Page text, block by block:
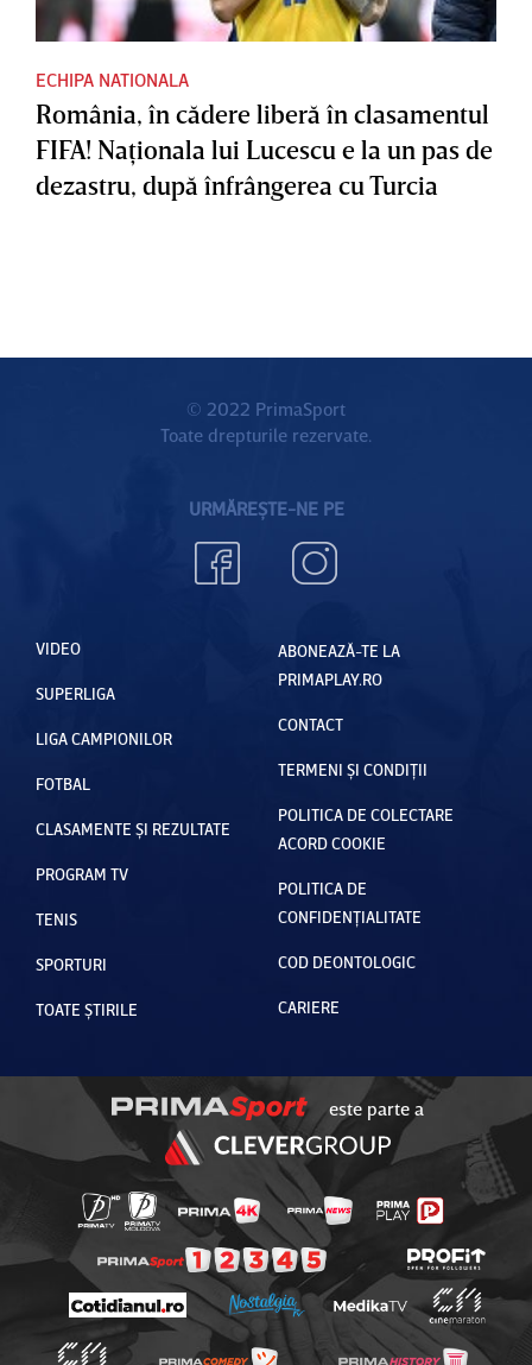
ECHIPA NATIONALA
România, în cădere liberă în clasamentul
FIFA! Naţionala lui Lucescu e la un pas de
dezastru, după înfrângerea cu Turcia
© 2022 PrimaSport
Toate drepturile rezervate.
URMĂREȘTE-NE PE
VIDEO
SUPERLIGA
LIGA CAMPIONILOR
FOTBAL
CLASAMENTE ȘI REZULTATE
PROGRAM TV
TENIS
SPORTURI
TOATE ȘTIRILE
ABONEAZĂ-TE LA
PRIMAPLAY.RO
CONTACT
TERMENI ȘI CONDIȚII
POLITICA DE COLECTARE
ACORD COOKIE
POLITICA DE
CONFIDENȚIALITATE
COD DEONTOLOGIC
CARIERE
este parte a